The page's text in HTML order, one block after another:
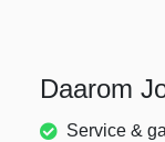
Daarom
Service &